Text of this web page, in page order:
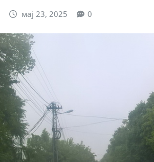
мај 23, 2025 0